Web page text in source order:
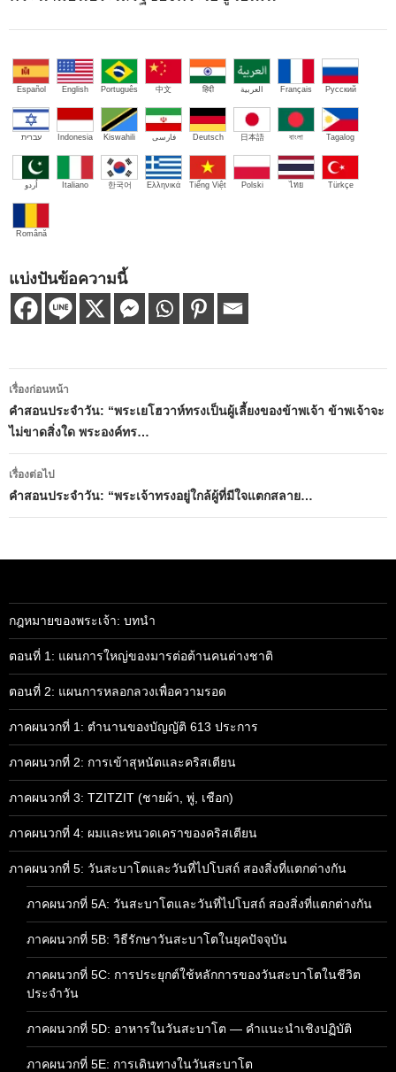
Español English Português 中文 हिंदी العربية Français Русский
עברית Indonesia Kiswahili فارسی Deutsch 日本語 বাংলা Tagalog
اُردو Italiano 한국어 Ελληνικά Tiếng Việt Polski ไทย Türkçe
Română
แบ่งปันข้อความนี้
เมนู
นำทาง
เรื่อง
เรื่องก่อนหน้า
คำสอนประจำวัน: “พระเยโฮวาห์ทรงเป็นผู้เลี้ยงของข้าพเจ้า ข้าพเจ้าจะ
ไม่ขาดสิ่งใด พระองค์ทร…
เรื่องต่อไป
คำสอนประจำวัน: “พระเจ้าทรงอยู่ใกล้ผู้ที่มีใจแตกสลาย…
กฎหมายของพระเจ้า: บทนำ
ตอนที่ 1: แผนการใหญ่ของมารต่อต้านคนต่างชาติ
ตอนที่ 2: แผนการหลอกลวงเพื่อความรอด
ภาคผนวกที่ 1: ตำนานของบัญญัติ 613 ประการ
ภาคผนวกที่ 2: การเข้าสุหนัตและคริสเตียน
ภาคผนวกที่ 3: TZITZIT (ชายผ้า, พู่, เชือก)
ภาคผนวกที่ 4: ผมและหนวดเคราของคริสเตียน
ภาคผนวกที่ 5: วันสะบาโตและวันที่ไปโบสถ์ สองสิ่งที่แตกต่างกัน
ภาคผนวกที่ 5A: วันสะบาโตและวันที่ไปโบสถ์ สองสิ่งที่แตกต่างกัน
ภาคผนวกที่ 5B: วิธีรักษาวันสะบาโตในยุคปัจจุบัน
ภาคผนวกที่ 5C: การประยุกต์ใช้หลักการของวันสะบาโตในชีวิต
ประจำวัน
ภาคผนวกที่ 5D: อาหารในวันสะบาโต — คำแนะนำเชิงปฏิบัติ
ภาคผนวกที่ 5E: การเดินทางในวันสะบาโต